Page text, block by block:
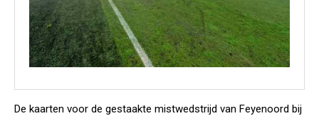
De kaarten voor de gestaakte mistwedstrijd van Feyenoord bij